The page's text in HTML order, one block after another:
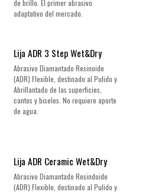
de brillo. El primer abrasivo
adaptativo del mercado.
Lija ADR 3 Step Wet&Dry
Abrasivo Diamantado Resinoide
(ADR) Flexible, destinado al Pulido y
Abrillantado de las superficies,
cantos y biseles. No requiere aporte
de agua.
Lija ADR Ceramic Wet&Dry
Abrasivo Diamantado Resindoide
(ADR) Flexible, destinado al Pulido y